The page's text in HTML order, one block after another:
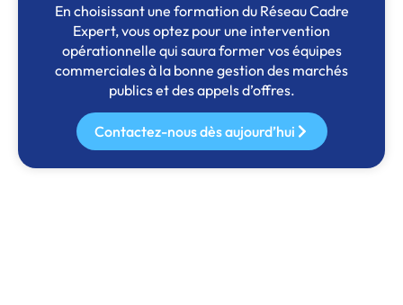
En choisissant une formation du Réseau Cadre
Expert, vous optez pour une intervention
opérationnelle qui saura former vos équipes
commerciales à la bonne gestion des marchés
publics et des appels d’offres.
Contactez-nous dès aujourd’hui